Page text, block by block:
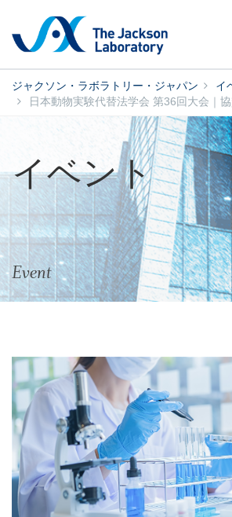
ジャクソン・ラボラトリー・ジャパン
イ
日本動物実験代替法学会 第36回大会｜
イベント
Event